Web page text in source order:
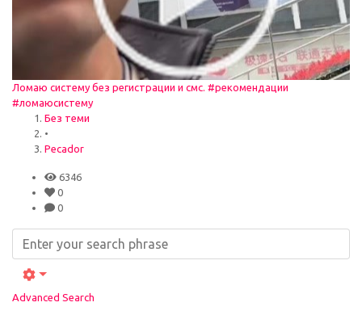
Ломаю систему без регистрации и смс. #рекомендации
#ломаюсистему
Без теми
•
Pecador
6346
0
0
Advanced Search